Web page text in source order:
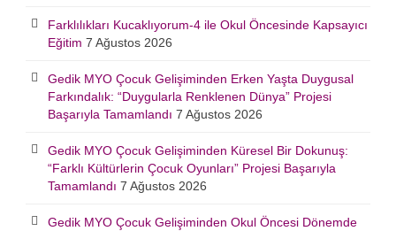
Farklılıkları Kucaklıyorum-4 ile Okul Öncesinde Kapsayıcı
Eğitim 7 Ağustos 2026
Gedik MYO Çocuk Gelişiminden Erken Yaşta Duygusal
Farkındalık: “Duygularla Renklenen Dünya” Projesi
Başarıyla Tamamlandı 7 Ağustos 2026
Gedik MYO Çocuk Gelişiminden Küresel Bir Dokunuş:
“Farklı Kültürlerin Çocuk Oyunları” Projesi Başarıyla
Tamamlandı 7 Ağustos 2026
Gedik MYO Çocuk Gelişiminden Okul Öncesi Dönemde